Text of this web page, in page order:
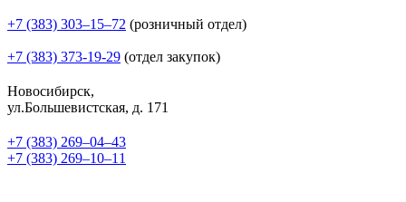
+7 (383) 303‒15‒72 (розничный отдел)
+7 (383) 373-19-29 (отдел закупок)
Новосибирск,
ул.Большевистская, д. 171
+7 (383) 269‒04‒43
+7 (383) 269‒10‒11